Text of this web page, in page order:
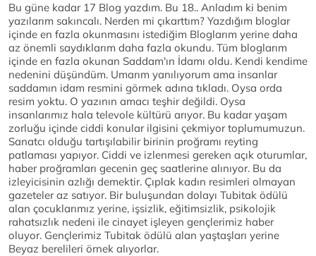
Bu güne kadar 17 Blog yazdım. Bu 18.. Anladım ki benim
yazılarım sakıncalı. Nerden mi çıkarttım? Yazdığım bloglar
içinde en fazla okunmasını istediğim Bloglarım yerine daha
az önemli saydıklarım daha fazla okundu. Tüm bloglarım
içinde en fazla okunan Saddam'ın İdamı oldu. Kendi kendime
nedenini düşündüm. Umarım yanılıyorum ama insanlar
saddamın idam resmini görmek adına tıkladı. Oysa orda
resim yoktu. O yazının amacı teşhir değildi. Oysa
insanlarımız hala televole kültürü arıyor. Bu kadar yaşam
zorluğu içinde ciddi konular ilgisini çekmiyor toplumumuzun.
Sanatcı olduğu tartışılabilir birinin proğramı reyting
patlaması yapıyor. Ciddi ve izlenmesi gereken açık oturumlar,
haber proğramları gecenin geç saatlerine alınıyor. Bu da
izleyicisinin azlığı demektir. Çıplak kadın resimleri olmayan
gazeteler az satıyor. Bir buluşundan dolayı Tubitak ödülü
alan çocuklarımız yerine, işsizlik, eğitimsizlik, psikolojik
rahatsızlık nedeni ile cinayet işleyen gençlerimiz haber
oluyor. Gençlerimiz Tubitak ödülü alan yaştaşları yerine
Beyaz berelileri örnek alıyorlar.